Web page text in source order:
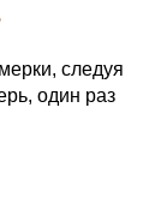
следуя
один раз